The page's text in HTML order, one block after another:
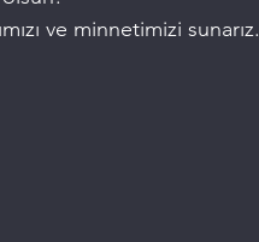
ve minnetimizi sunarız.